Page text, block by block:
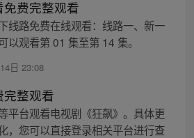
费完整观看
线路免费在线观看：线路一、新一
观看第 01 集至第 14 集。
日 23:08
整观看
平台观看电视剧《狂飙》。具体更
，您可以直接登录相关平台进行查